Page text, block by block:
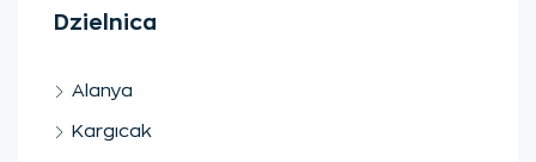
Dzielnica
Alanya
Kargıcak